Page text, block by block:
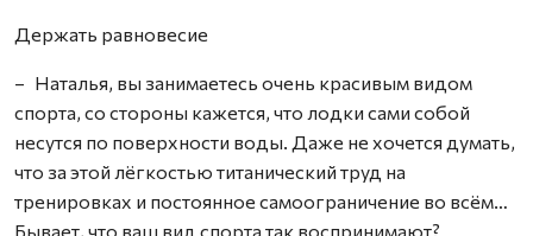
Держать равновесие
– Наталья, вы занимаетесь очень красивым видом
спорта, со стороны кажется, что лодки сами собой
несутся по поверхности воды. Даже не хочется думать,
что за этой лёгкостью титанический труд на
тренировках и постоянное самоограничение во всём…
Бывает, что ваш вид спорта так воспринимают?